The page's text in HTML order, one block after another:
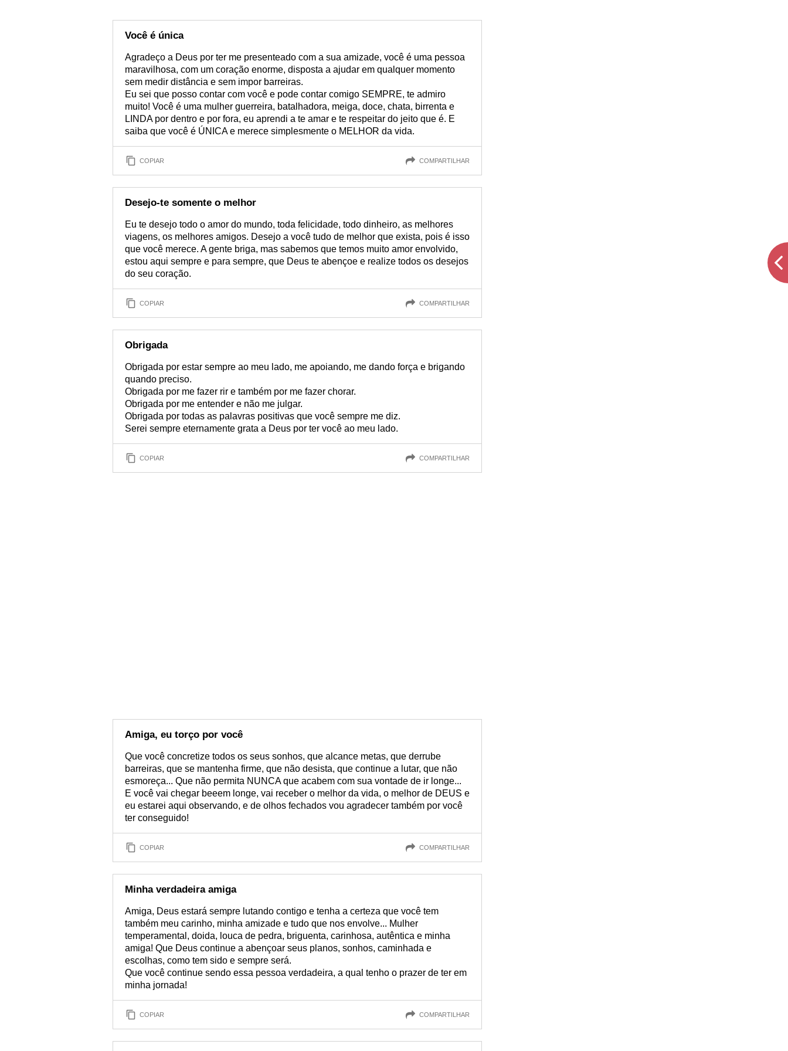
Você é única
Agradeço a Deus por ter me presenteado com a sua amizade, você é uma pessoa
maravilhosa, com um coração enorme, disposta a ajudar em qualquer momento
sem medir distância e sem impor barreiras.
Eu sei que posso contar com você e pode contar comigo SEMPRE, te admiro
muito! Você é uma mulher guerreira, batalhadora, meiga, doce, chata, birrenta e
LINDA por dentro e por fora, eu aprendi a te amar e te respeitar do jeito que é. E
saiba que você é ÚNICA e merece simplesmente o MELHOR da vida.
COPIAR COMPARTILHAR
Desejo-te somente o melhor
Eu te desejo todo o amor do mundo, toda felicidade, todo dinheiro, as melhores
viagens, os melhores amigos. Desejo a você tudo de melhor que exista, pois é isso
que você merece. A gente briga, mas sabemos que temos muito amor envolvido,
estou aqui sempre e para sempre, que Deus te abençoe e realize todos os desejos
do seu coração.
COPIAR COMPARTILHAR
Obrigada
Obrigada por estar sempre ao meu lado, me apoiando, me dando força e brigando
quando preciso.
Obrigada por me fazer rir e também por me fazer chorar.
Obrigada por me entender e não me julgar.
Obrigada por todas as palavras positivas que você sempre me diz.
Serei sempre eternamente grata a Deus por ter você ao meu lado.
COPIAR COMPARTILHAR
Amiga, eu torço por você
Que você concretize todos os seus sonhos, que alcance metas, que derrube
barreiras, que se mantenha firme, que não desista, que continue a lutar, que não
esmoreça... Que não permita NUNCA que acabem com sua vontade de ir longe...
E você vai chegar beeem longe, vai receber o melhor da vida, o melhor de DEUS e
eu estarei aqui observando, e de olhos fechados vou agradecer também por você
ter conseguido!
COPIAR COMPARTILHAR
Minha verdadeira amiga
Amiga, Deus estará sempre lutando contigo e tenha a certeza que você tem
também meu carinho, minha amizade e tudo que nos envolve... Mulher
temperamental, doida, louca de pedra, briguenta, carinhosa, autêntica e minha
amiga! Que Deus continue a abençoar seus planos, sonhos, caminhada e
escolhas, como tem sido e sempre será.
Que você continue sendo essa pessoa verdadeira, a qual tenho o prazer de ter em
minha jornada!
COPIAR COMPARTILHAR